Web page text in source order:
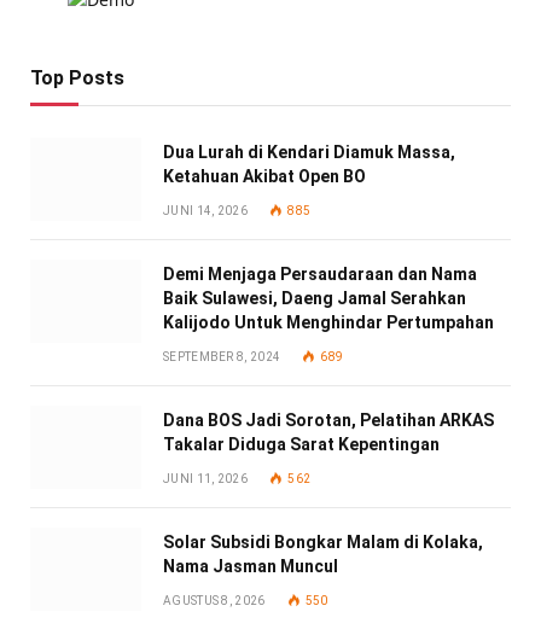
Top Posts
Dua Lurah di Kendari Diamuk Massa,
Ketahuan Akibat Open BO
JUNI 14, 2026 885
Demi Menjaga Persaudaraan dan Nama
Baik Sulawesi, Daeng Jamal Serahkan
Kalijodo Untuk Menghindar Pertumpahan
SEPTEMBER 8, 2024 689
Dana BOS Jadi Sorotan, Pelatihan ARKAS
Takalar Diduga Sarat Kepentingan
JUNI 11, 2026 562
Solar Subsidi Bongkar Malam di Kolaka,
Nama Jasman Muncul
AGUSTUS 8, 2026 550